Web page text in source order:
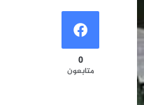
0
متابعون